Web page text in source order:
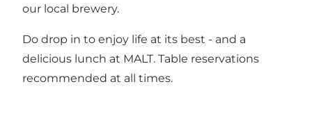
our local brewery.
Do drop in to enjoy life at its best - and a
delicious lunch at MALT. Table reservations
recommended at all times.